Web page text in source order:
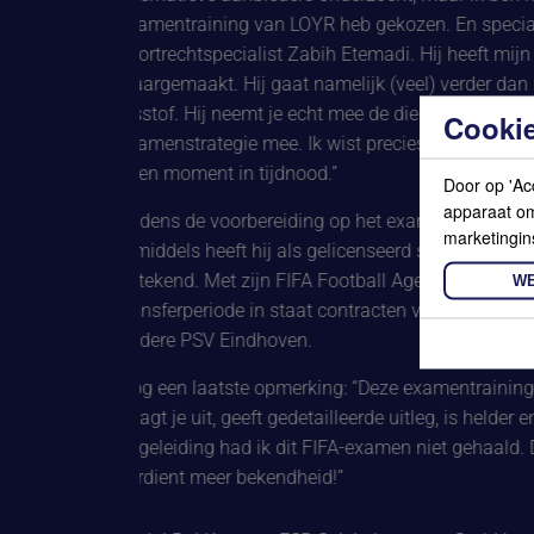
examentraining van LOYR heb gekozen. En speciaal
sportrechtspecialist Zabih Etemadi. Hij heeft mijn
waargemaakt. Hij gaat namelijk (veel) verder dan
lesstof. Hij neemt je echt mee de diepte in en geeft je
examenstrategie mee. Ik wist precies wat ik kon
geen moment in tijdnood.”
Tijdens de voorbereiding op het examen was Abdul
inmiddels heeft hij als gelicenseerd
getekend. Met zijn FIFA Football Agent-licentie was
transferperiode in staat contracten voor zijn spelers
andere PSV Eindhoven.
Nog een laatste opmerking: “Deze examentraining
daagt je uit, geeft gedetailleerde uitleg, is helder en
begeleiding had ik dit FIFA-examen niet gehaald.
verdient meer bekendheid!”
Door op
apparaat